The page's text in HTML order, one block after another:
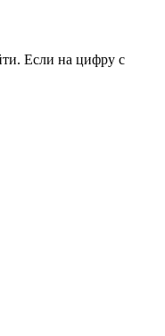
Если на цифру с